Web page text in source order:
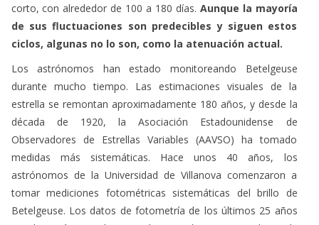
corto, con alrededor de 100 a 180 días. Aunque la mayoría
de sus fluctuaciones son predecibles y siguen estos
ciclos, algunas no lo son, como la atenuación actual.
Los astrónomos han estado monitoreando Betelgeuse
durante mucho tiempo. Las estimaciones visuales de la
estrella se remontan aproximadamente 180 años, y desde la
década de 1920, la Asociación Estadounidense de
Observadores de Estrellas Variables (AAVSO) ha tomado
medidas más sistemáticas. Hace unos 40 años, los
astrónomos de la Universidad de Villanova comenzaron a
tomar mediciones fotométricas sistemáticas del brillo de
Betelgeuse. Los datos de fotometría de los últimos 25 años